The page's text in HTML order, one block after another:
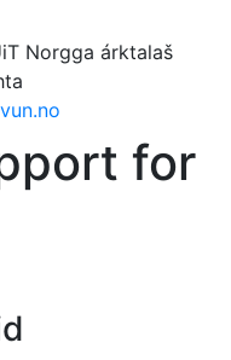
Norgga árktalaš
for